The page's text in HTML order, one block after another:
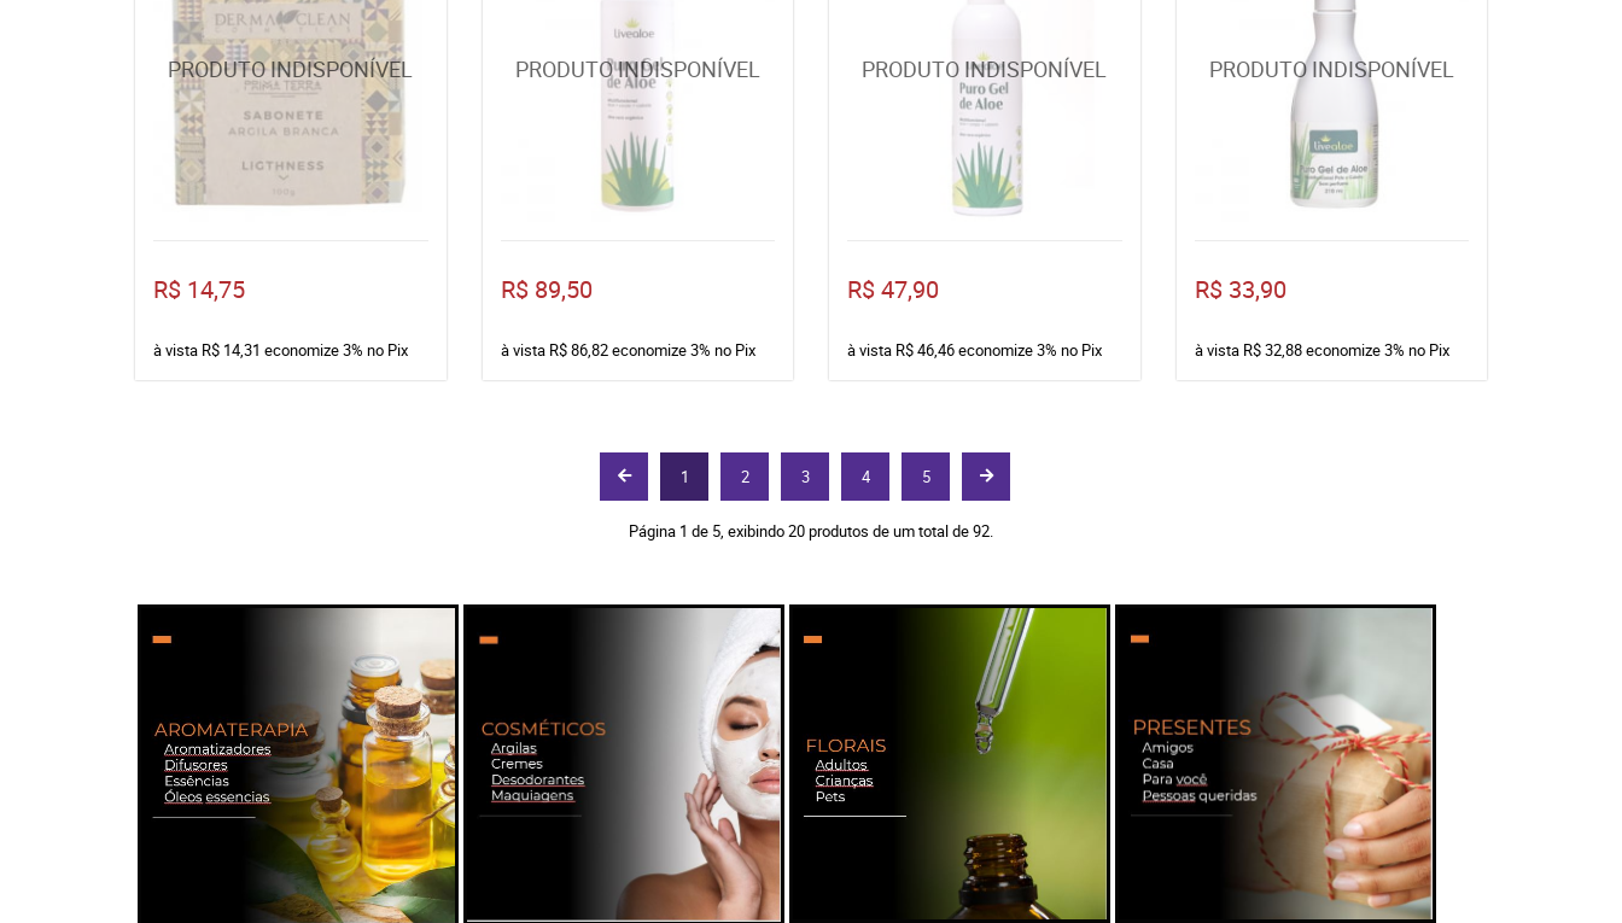
R$ 14,75
à vista R$ 14,31 economize3% no Pix
R$ 89,50
à vista R$ 86,82economize3% no Pix
R$ 47,90
à vista R$ 46,46economize3% no Pix
R$ 33,90
à vista R$ 32,88economize3% no Pix
1 2 3 4 5
Página 1 de 5, exibindo 20 produtos de um total de 92.